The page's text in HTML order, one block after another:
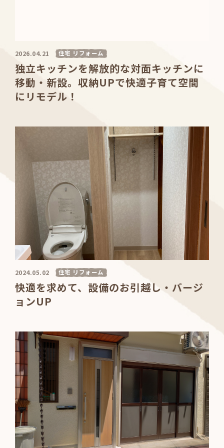
2026.04.21 住宅 リフォーム
独立キッチンを解放的な対面キッチンに
移動・新設。収納UPで快適子育て空間
にリモデル！
2024.05.02 住宅 リフォーム
快適を求めて、設備のお引越し・バージ
ョンUP